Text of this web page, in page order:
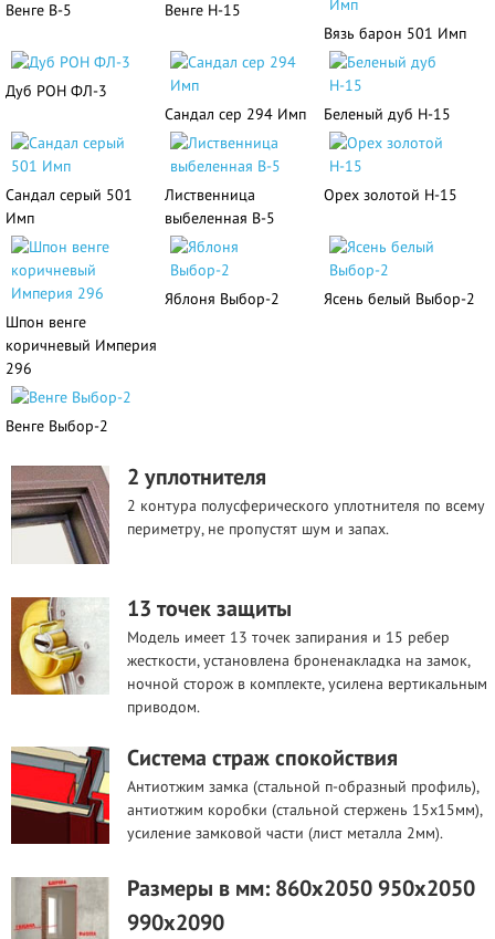
Венге В-5
Венге Н-15
Вязь барон 501 Имп
Дуб РОН ФЛ-3
Сандал сер 294 Имп
Беленый дуб Н-15
Сандал серый 501
Имп
Лиственница
выбеленная В-5
Орех золотой Н-15
Шпон венге
коричневый Империя
296
Яблоня Выбор-2 Ясень белый Выбор-2
Венге Выбор-2
2 уплотнителя
2 контура полусферического уплотнителя по всему
периметру, не пропустят шум и запах.
13 точек защиты
Модель имеет 13 точек запирания и 15 ребер
жесткости, установлена броненакладка на замок,
ночной сторож в комплекте, усилена вертикальным
приводом.
Система страж спокойствия
Антиотжим замка (стальной п-образный профиль),
антиотжим коробки (стальной стержень 15х15мм),
усиление замковой части (лист металла 2мм).
Размеры в мм: 860х2050 950х2050
990х2090